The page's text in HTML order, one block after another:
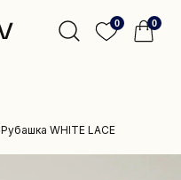
Рубашка WHITE LACE